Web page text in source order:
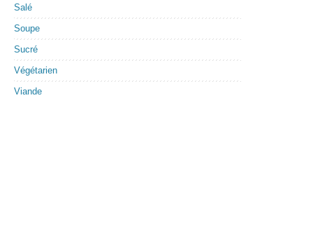
Salé
Soupe
Sucré
Végétarien
Viande